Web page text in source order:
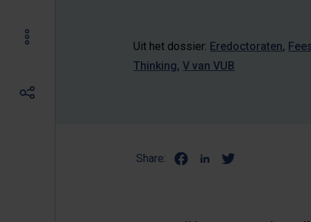
Uit het dossier: Eredoctoraten
Thinking V van VUB
Share: